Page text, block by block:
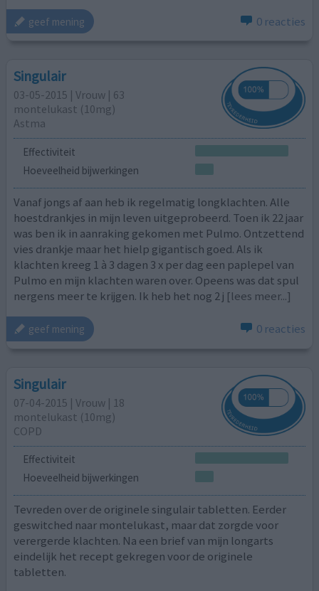
geef mening 0 reacties
Singulair
03-05-2015 | Vrouw | 63
montelukast (10mg)
Astma
Effectiviteit
Hoeveelheid bijwerkingen
Vanaf jongs af aan heb ik regelmatig longklachten. Alle
hoestdrankjes in mijn leven uitgeprobeerd. Toen ik 22 jaar
was ben ik in aanraking gekomen met Pulmo. Ontzettend
vies drankje maar het hielp gigantisch goed. Als ik
klachten kreeg 1 à 3 dagen 3 x per dag een paplepel van
Pulmo en mijn klachten waren over. Opeens was dat spul
nergens meer te krijgen. Ik heb het nog 2 j [lees meer...]
geef mening 0 reacties
Singulair
07-04-2015 | Vrouw | 18
montelukast (10mg)
COPD
Effectiviteit
Hoeveelheid bijwerkingen
Tevreden over de originele singulair tabletten. Eerder
geswitched naar montelukast, maar dat zorgde voor
verergerde klachten. Na een brief van mijn longarts
eindelijk het recept gekregen voor de originele
tabletten.